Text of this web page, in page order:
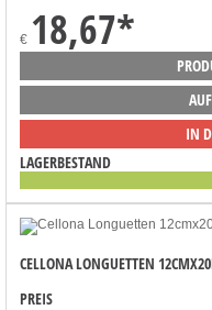
€ 18,67*
IN
LAGERBESTAND
CELLONA LONGUETTEN
PREIS